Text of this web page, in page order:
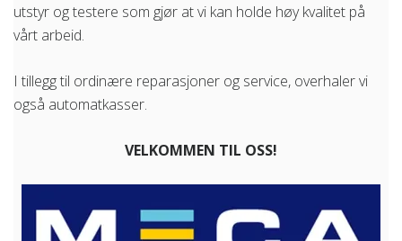
utstyr og testere som gjør at vi kan holde høy kvalitet på
vårt arbeid.
I tillegg til ordinære reparasjoner og service, overhaler vi
også automatkasser.
VELKOMMEN TIL OSS!